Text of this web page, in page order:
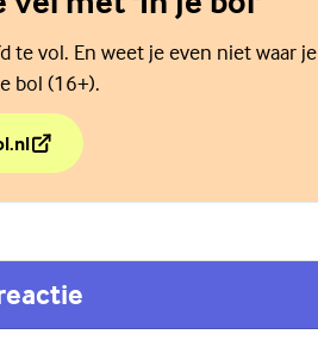
te vol. En weet je even niet waar
bol (16+).
vel met 'In je bol'